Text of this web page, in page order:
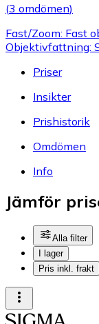
(3 omdömen)
Fast/Zoom: Fast
Objektivfattning:
Priser
Insikter
Prishistorik
Omdömen
Info
Jämför
Alla filter
I lager
Pris inkl. frakt